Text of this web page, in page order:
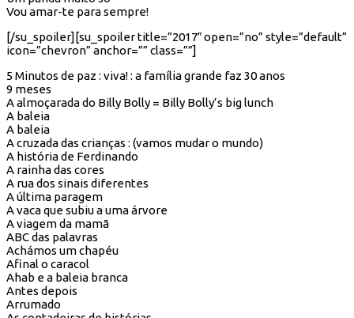
Vou amar-te para sempre!
[/su_spoiler][su_spoiler title=”2017″ open=”no” style=”default”
icon=”chevron” anchor=”” class=””]
5 Minutos de paz : viva! : a família grande faz 30 anos
9 meses
A almoçarada do Billy Bolly = Billy Bolly’s big lunch
A baleia
A baleia
A cruzada das crianças : (vamos mudar o mundo)
A história de Ferdinando
A rainha das cores
A rua dos sinais diferentes
A última paragem
A vaca que subiu a uma árvore
A viagem da mamã
ABC das palavras
Achámos um chapéu
Afinal o caracol
Ahab e a baleia branca
Antes depois
Arrumado